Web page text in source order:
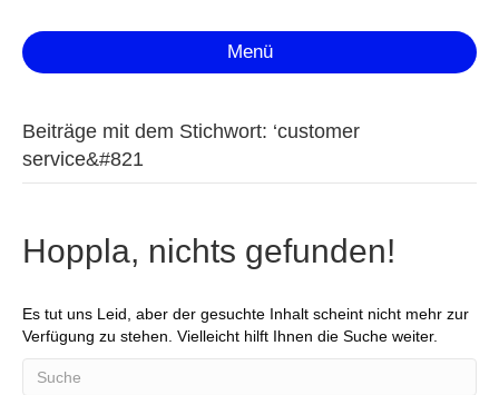
Menü
Beiträge mit dem Stichwort: ‘customer
service&#821
Hoppla, nichts gefunden!
Es tut uns Leid, aber der gesuchte Inhalt scheint nicht mehr zur
Verfügung zu stehen. Vielleicht hilft Ihnen die Suche weiter.